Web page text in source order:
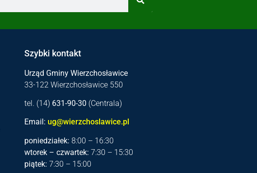
Szybki kontakt
Urząd Gminy Wierzchosławice
33-122 Wierzchosławice 550
tel. (14) 631-90-30 (Centrala)
Email: ug@wierzchoslawice.pl
poniedziałek: 8:00 – 16:30
wtorek – czwartek: 7:30 – 15:30
piątek: 7:30 – 15:00